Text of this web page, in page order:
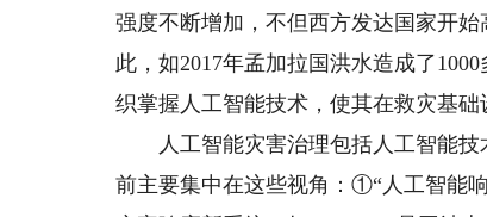
强度不断增加，不但西方发达国家开
此，如2017年孟加拉国洪水造成了
织掌握人工智能技术，使其在救灾基础
人工智能灾害治理包括人工智能技
前主要集中在这些视角：①“人工智能